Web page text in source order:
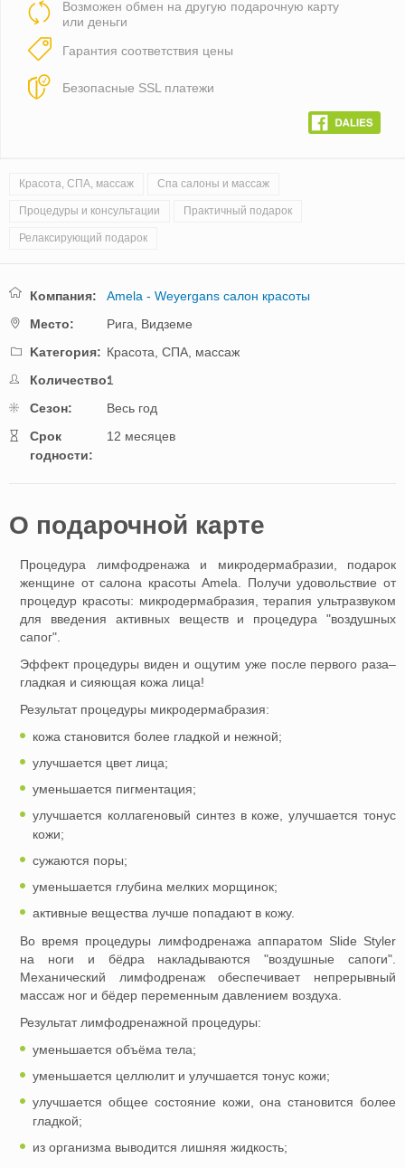
Возможен обмен на другую подарочную карту
или деньги
Гарантия соответствия цены
Безопасные SSL платежи
Красота, СПА, массаж Спа салоны и массаж
Процедуры и консультации Практичный подарок
Релаксирующий подарок
Компания:
Amela - Weyergans салон красоты
Mестo:
Рига,
Видземе
Kатегория: Красота, СПА, массаж
Количество:1
Cезон:
Весь год
Cрок
годности:
12 месяцев
O подарочной картe
Процедура лимфодренажа и микродермабразии, подарок
женщине от салона красоты Amela. Получи удовольствие от
процедур красоты: микродермабразия, терапия ультразвуком
для введения активных веществ и процедура "воздушных
сапог".
Эффект процедуры виден и ощутим уже после первого раза–
гладкая и сияющая кожа лица!
Результат процедуры микродермабразия:
кожа становится более гладкой и нежной;
улучшается цвет лица;
уменьшается пигментация;
улучшается коллагеновый синтез в коже, улучшается тонус
кожи;
сужаются поры;
уменьшается глубина мелких морщинок;
активные вещества лучше попадают в кожу.
Во время процедуры лимфодренажа аппаратом Slide Styler
на ноги и бёдра накладываются "воздушные сапоги".
Механический лимфодренаж обеспечивает непрерывный
массаж ног и бёдер переменным давлением воздуха.
Результат лимфодренажной процедуры:
уменьшается объёма тела;
уменьшается целлюлит и улучшается тонус кожи;
улучшается общее состояние кожи, она становится более
гладкой;
из организма выводится лишняя жидкость;